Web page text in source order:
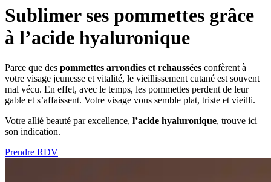
Sublimer ses pommettes grâce
à l’acide hyaluronique
Parce que des pommettes arrondies et rehaussées confèrent à
votre visage jeunesse et vitalité, le vieillissement cutané est souvent
mal vécu. En effet, avec le temps, les pommettes perdent de leur
gable et s’affaissent. Votre visage vous semble plat, triste et vieilli.
Votre allié beauté par excellence, l’acide hyaluronique, trouve ici
son indication.
Prendre RDV